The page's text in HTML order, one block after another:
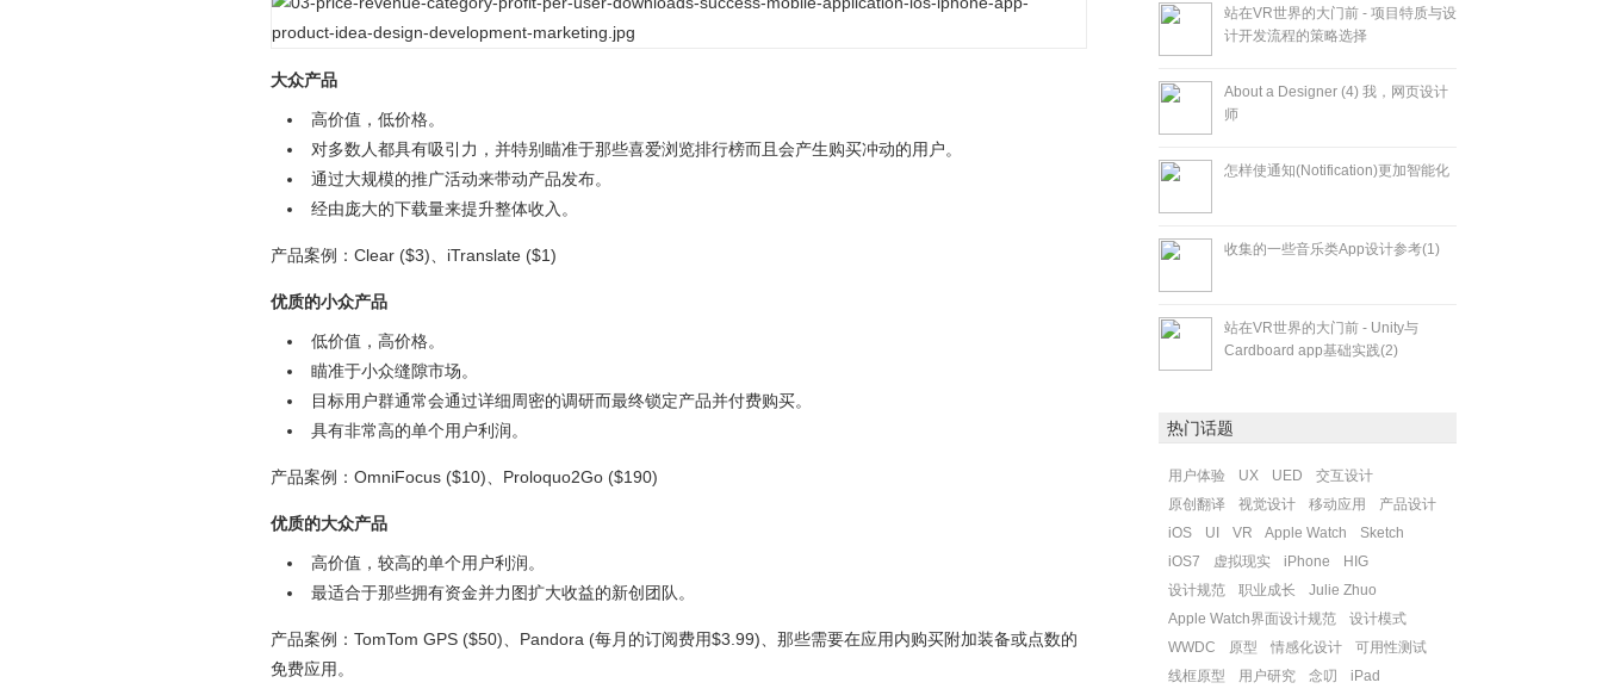
大众产品
高价值，低价格。
对多数人都具有吸引力，并特别瞄准于那些喜爱浏览排行榜而且会产生购买冲动的用户。
通过大规模的推广活动来带动产品发布。
经由庞大的下载量来提升整体收入。
产品案例：Clear ($3)、iTranslate ($1)
优质的小众产品
低价值，高价格。
瞄准于小众缝隙市场。
目标用户群通常会通过详细周密的调研而最终锁定产品并付费购买。
具有非常高的单个用户利润。
产品案例：OmniFocus ($10)、Proloquo2Go ($190)
优质的大众产品
高价值，较高的单个用户利润。
最适合于那些拥有资金并力图扩大收益的新创团队。
产品案例：TomTom GPS ($50)、Pandora (每月的订阅费用$3.99)、那些需要在应用内购买附加装备或点数的
免费应用。
站在VR世界的大门前 - 项目特质与设
计开发流程的策略选择
About a Designer (4) 我，网页设计
师
怎样使通知(Notification)更加智能化
收集的一些音乐类App设计参考(1)
站在VR世界的大门前 - Unity与
Cardboard app基础实践(2)
热门话题
用户体验 UX UED
交互设计
原创翻译
视觉设计 移动应用
产品设计
iOS
UI VR Apple Watch
Sketch
iOS7
虚拟现实 iPhone
HIG
设计规范
职业成长
Julie Zhuo
Apple Watch界面设计规范
设计模式
WWDC
原型 情感化设计
可用性测试
线框原型
用户研究 念叨
iPad